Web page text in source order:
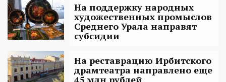
На поддержку народных
художественных промыслов
Среднего Урала направят
субсидии
На реставрацию Ирбитского
драмтеатра направлено еще
45 млн рублей